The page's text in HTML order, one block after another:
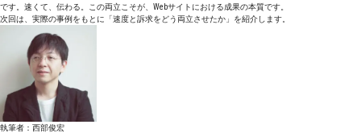
です。速くて、伝わる。この両立こそが、Webサイトにおける成果の本質です。
次回は、実際の事例をもとに「速度と訴求をどう両立させたか」を紹介します。
執筆者：西部俊宏